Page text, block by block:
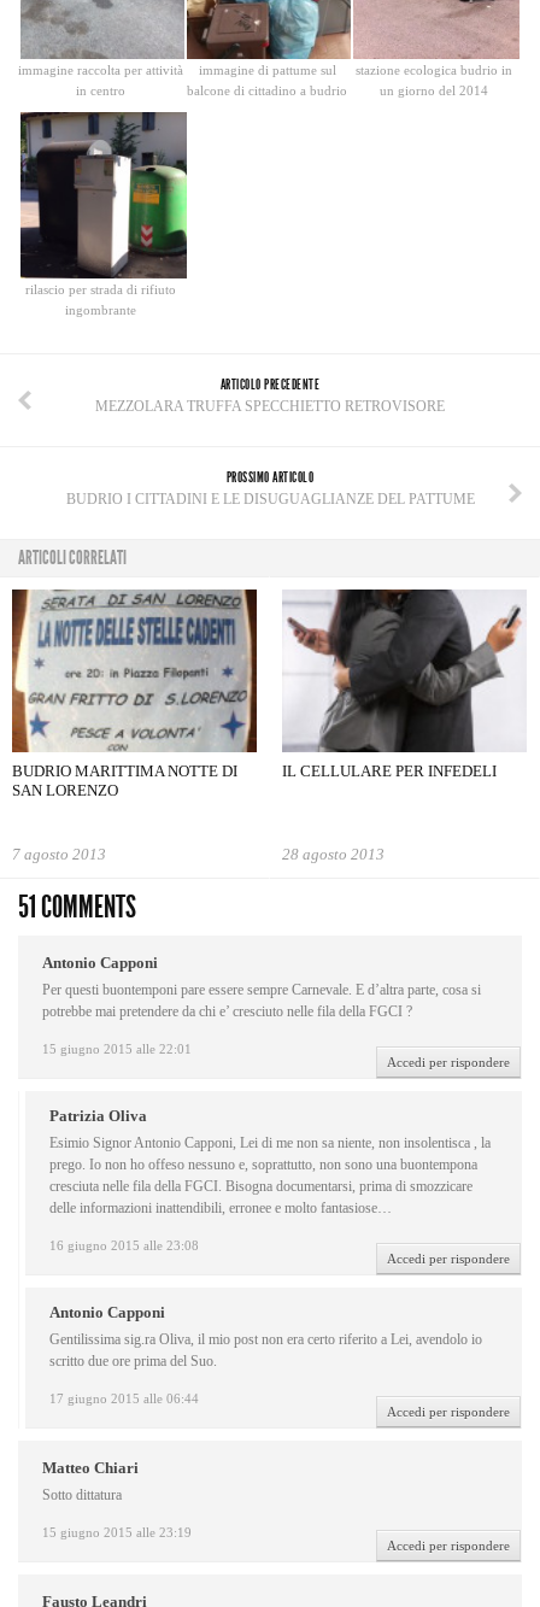
immagine raccolta per attività
in centro
immagine di pattume sul
balcone di cittadino a budrio
stazione ecologica budrio in
un giorno del 2014
rilascio per strada di rifiuto
ingombrante
ARTICOLO PRECEDENTE
MEZZOLARA TRUFFA SPECCHIETTO RETROVISORE
PROSSIMO ARTICOLO
BUDRIO I CITTADINI E LE DISUGUAGLIANZE DEL PATTUME
ARTICOLI CORRELATI
BUDRIO MARITTIMA NOTTE DI
SAN LORENZO
7 agosto 2013
IL CELLULARE PER INFEDELI
28 agosto 2013
51 COMMENTS
Antonio Capponi
15 giugno 2015 alle 22:01
Per questi buontemponi pare essere sempre Carnevale. E d’altra parte, cosa si
potrebbe mai pretendere da chi e’ cresciuto nelle fila della FGCI ?
Accedi per rispondere
Patrizia Oliva
16 giugno 2015 alle 23:08
Esimio Signor Antonio Capponi, Lei di me non sa niente, non insolentisca , la
prego. Io non ho offeso nessuno e, soprattutto, non sono una buontempona
cresciuta nelle fila della FGCI. Bisogna documentarsi, prima di smozzicare
delle informazioni inattendibili, erronee e molto fantasiose…
Accedi per rispondere
Antonio Capponi
17 giugno 2015 alle 06:44
Gentilissima sig.ra Oliva, il mio post non era certo riferito a Lei, avendolo io
scritto due ore prima del Suo.
Accedi per rispondere
Matteo Chiari
15 giugno 2015 alle 23:19
Sotto dittatura
Accedi per rispondere
Fausto Leandri